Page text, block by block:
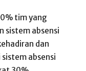
tim yang
sistem absensi
dan
absensi